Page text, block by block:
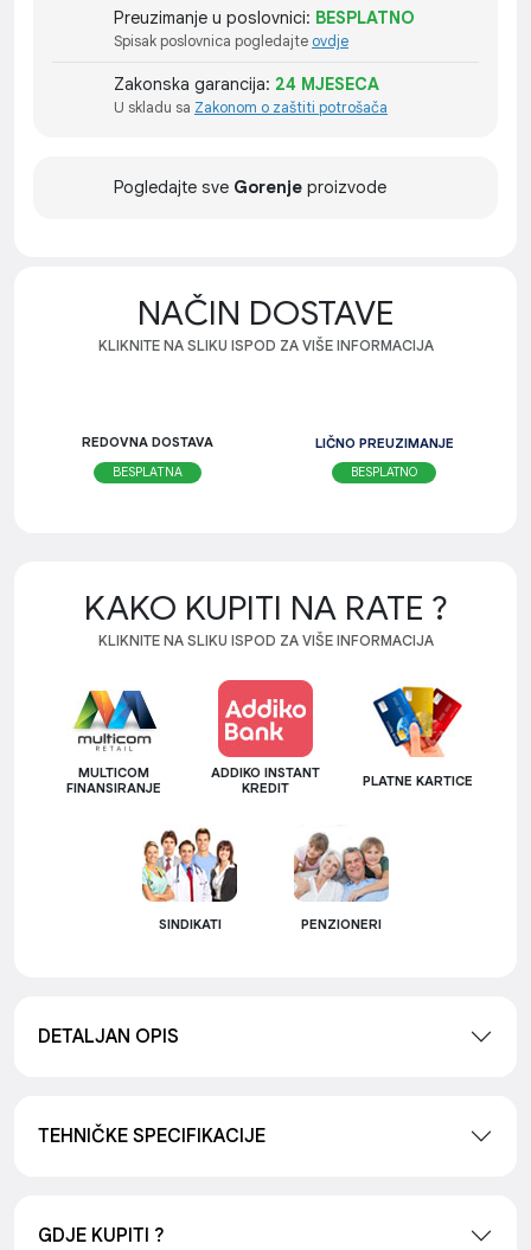
Preuzimanje u poslovnici: BESPLATNO
Spisak poslovnica pogledajte ovdje
Zakonska garancija: 24 MJESECA
U skladu sa Zakonom o zaštiti potrošača
Pogledajte sve Gorenje proizvode
NAČIN DOSTAVE
KLIKNITE NA SLIKU ISPOD ZA VIŠE INFORMACIJA
REDOVNA DOSTAVA
BESPLATNA
LIČNO PREUZIMANJE
BESPLATNO
KAKO KUPITI NA RATE ?
KLIKNITE NA SLIKU ISPOD ZA VIŠE INFORMACIJA
MULTICOM
FINANSIRANJE
ADDIKO INSTANT
KREDIT
PLATNE KARTICE
SINDIKATI PENZIONERI
DETALJAN OPIS
TEHNIČKE SPECIFIKACIJE
GDJE KUPITI ?